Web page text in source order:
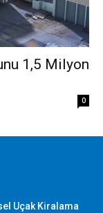
1,5 Milyon
0
Uçak Kiralama